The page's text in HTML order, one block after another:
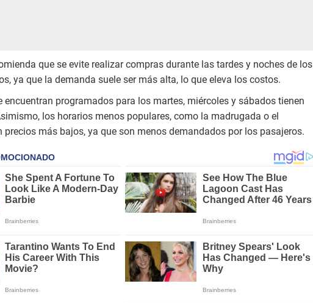
que se evite realizar compras durante las tardes y noches de los
ya que la demanda suele ser más alta, lo que eleva los costos.
encuentran programados para los martes, miércoles y sábados tienen
los horarios menos populares, como la madrugada o el
precios más bajos, ya que son menos demandados por los pasajeros.